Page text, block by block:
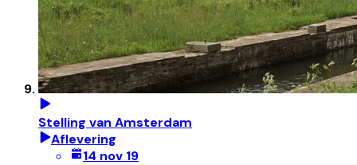
Stelling van Amsterdam
Aflevering
14 nov 19